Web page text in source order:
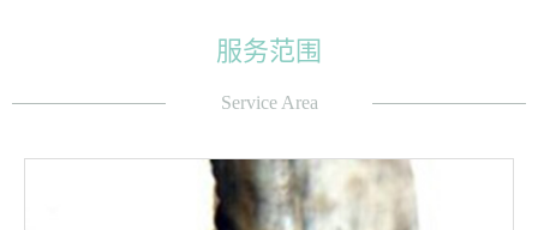
服务范围
Service Area